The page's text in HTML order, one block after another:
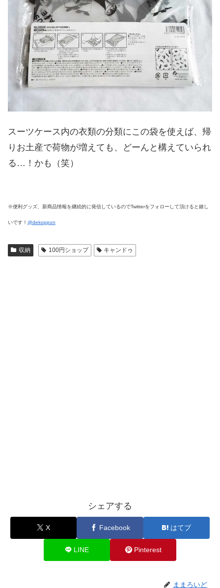
スーツケース内の衣類の分類にこの袋を使えば、帰
りお土産で荷物が増えても、どーんと構えていられ
る…！かも（笑）
※便利グッズ、新商品情報を継続的に発信しているのでTwitterをフォローして頂けると嬉し
いです！ @dekoppon
収納 100円ショップ キャンドゥ
シェアする
X Facebook はてブ
LINE Pinterest
ままろいど